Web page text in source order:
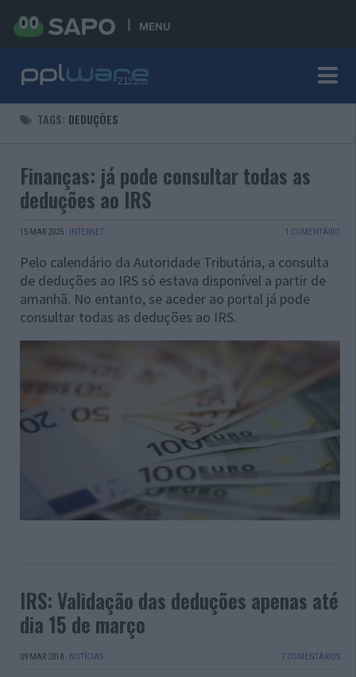
MENU
TAGS: DEDUÇÕES
Finanças: já pode consultar todas as
deduções ao IRS
15 MAR 2025 · INTERNET 1 COMENTÁRIO
Pelo calendário da Autoridade Tributária, a consulta
de deduções ao IRS só estava disponível a partir de
amanhã. No entanto, se aceder ao portal já pode
consultar todas as deduções ao IRS.
IRS: Validação das deduções apenas até
dia 15 de março
09 MAR 2018 · NOTÍCIAS 7 COMENTÁRIOS